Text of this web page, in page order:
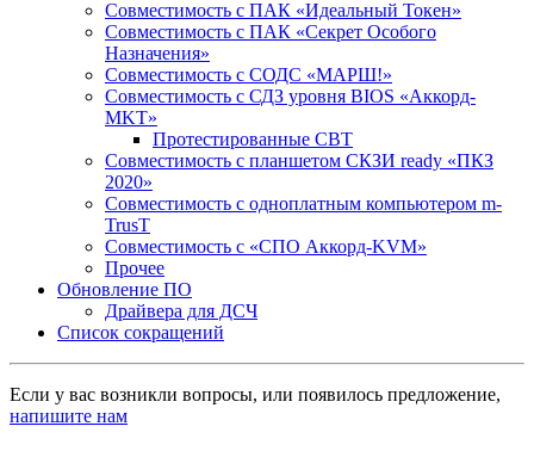
Совместимость с ПАК «Идеальный Токен»
Совместимость с ПАК «Секрет Особого
Назначения»
Cовместимость с СОДС «МАРШ!»
Совместимость с СДЗ уровня BIOS «Аккорд-
MKT»
Протестированные СВТ
Совместимость с планшетом СКЗИ ready «ПКЗ
2020»
Совместимость с одноплатным компьютером m-
TrusT
Совместимость с «СПО Аккорд-KVM»
Прочее
Обновление ПО
Драйвера для ДСЧ
Список сокращений
Если у вас возникли вопросы, или появилось предложение,
напишите нам